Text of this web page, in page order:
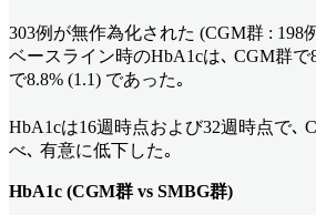
303例が無作為化された (CGM群 : 198
ベースライン時のHbA1cは､ CGM群で
で8.8% (1.1) であった｡
HbA1cは16週時点および32週時点で､
べ､ 有意に低下した｡
HbA1c (CGM群 vs SMBG群)